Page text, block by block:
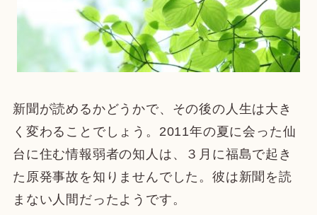
新聞が読めるかどうかで、その後の人生は大き
く変わることでしょう。2011年の夏に会った仙
台に住む情報弱者の知人は、３月に福島で起き
た原発事故を知りませんでした。彼は新聞を読
まない人間だったようです。